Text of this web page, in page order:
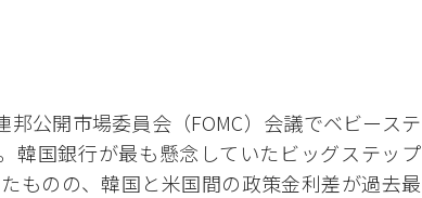
公開市場委員会（FOMC）会議でベビーステ
韓国銀行が最も懸念していたビッグステップ
ものの、韓国と米国間の政策金利差が過去最